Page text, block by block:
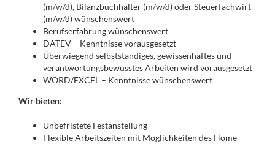
(m/w/d), Bilanzbuchhalter (m/w/d) oder Steuerfachwirt
(m/w/d) wünschenswert
Berufserfahrung wünschenswert
DATEV – Kenntnisse vorausgesetzt
Überwiegend selbstständiges, gewissenhaftes und
verantwortungsbewusstes Arbeiten wird vorausgesetzt
WORD/EXCEL – Kenntnisse wünschenswert
Wir bieten:
Unbefristete Festanstellung
Flexible Arbeitszeiten mit Möglichkeiten des Home-